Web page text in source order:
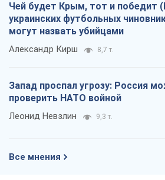
Чей будет Крым, тот и победит
украинских футбольных
могут назвать убийцами
Александр Кирш 8,7 т.
Запад проспал угрозу: Россия
проверить НАТО войной
Леонид Невзлин 9,3 т.
Все мнения